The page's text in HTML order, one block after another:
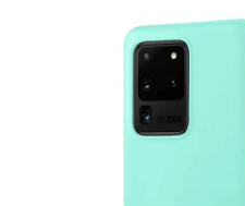
DRŽÁKY A STOJÁNKY